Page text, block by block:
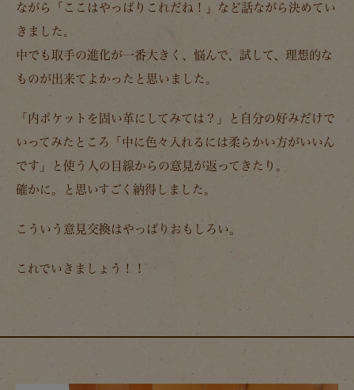
ながら「ここはやっぱりこれだね！」など話ながら決めてい
きました。
中でも取手の進化が一番大きく、悩んで、試して、理想的な
ものが出来てよかったと思いました。
「内ポケットを固い革にしてみては？」と自分の好みだけで
いってみたところ「中に色々入れるには柔らかい方がいいん
です」と使う人の目線からの意見が返ってきたり。
確かに。と思いすごく納得しました。
こういう意見交換はやっぱりおもしろい。
これでいきましょう！！